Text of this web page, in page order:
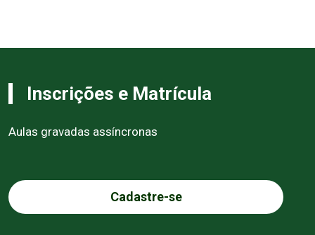
Inscrições e Matrícula
Aulas gravadas assíncronas
Cadastre-se